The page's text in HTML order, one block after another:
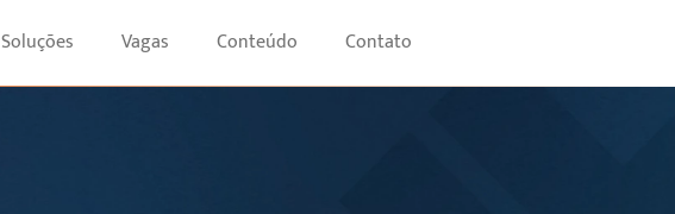
Soluções Vagas Conteúdo Contato